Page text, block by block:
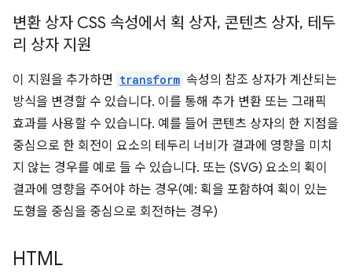
변환 상자 CSS 속성에서 획 상자, 콘텐츠 상자, 테두
리 상자 지원
이 지원을 추가하면 transform 속성의 참조 상자가 계산되는
방식을 변경할 수 있습니다. 이를 통해 추가 변환 또는 그래픽
효과를 사용할 수 있습니다. 예를 들어 콘텐츠 상자의 한 지점을
중심으로 한 회전이 요소의 테두리 너비가 결과에 영향을 미치
지 않는 경우를 예로 들 수 있습니다. 또는 (SVG) 요소의 획이
결과에 영향을 주어야 하는 경우(예: 획을 포함하여 획이 있는
도형을 중심을 중심으로 회전하는 경우)
HTML